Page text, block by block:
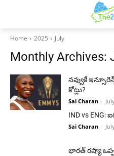
Home 2025 July
Monthly Archives:
నవ్వుకే
కోట్లు?
Sai Charan -
IND vs ENG:
Sai Charan -
భారత్ రష్యా